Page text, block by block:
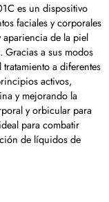
es un dispositivo
faciales y corporales
de la piel
Gracias a sus modos
a diferentes
activos,
y mejorando la
y orbicular para
para combatir
de líquidos de